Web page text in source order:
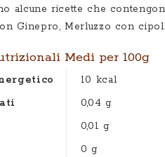
alcune ricette che
Ginepro‎, Merluzzo con
Medi per 100g
10 kcal
0,04 g
0,01 g
0 g